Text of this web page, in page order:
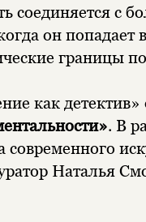
соединяется с
он попадает в
границы
как
. В
современного
Наталья